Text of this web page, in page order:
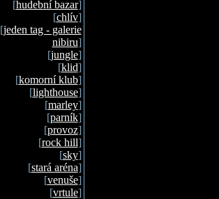
[hudební bazar]
[chlív]
[jeden tag - galerie
nibiru]
[jungle]
[klid]
[komorní klub]
[lighthouse]
[marley]
[parník]
[provoz]
[rock hill]
[sky]
[stará aréna]
[venuše]
[vrtule]